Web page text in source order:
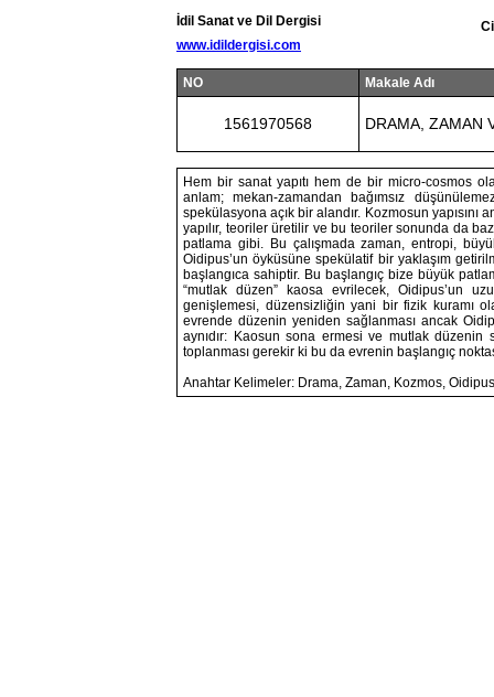
İdil Sanat ve Dil Dergisi
www.idildergisi.com
NO Makale Adı
1561970568 DRAMA, ZAMAN
Hem bir sanat yapıtı hem de bir micro-cosmos
anlam; mekan-zamandan bağımsız
spekülasyona açık bir alandır. Kozmosun
yapılır, teoriler üretilir ve bu teoriler sonunda da
patlama gibi. Bu çalışmada zaman, entropi,
Oidipus’un öyküsüne spekülatif bir yaklaşım
başlangıca sahiptir. Bu başlangıç bize büyük
“mutlak düzen” kaosa evrilecek, Oidipus’un
genişlemesi, düzensizliğin yani bir fizik kuramı
evrende düzenin yeniden sağlanması ancak
aynıdır: Kaosun sona ermesi ve mutlak
toplanması gerekir ki bu da evrenin başlangıç
Anahtar Kelimeler: Drama, Zaman, Kozmos,